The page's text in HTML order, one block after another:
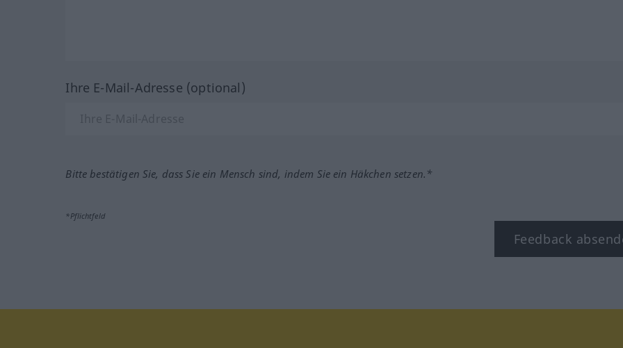
Ihre E-Mail-Adresse (optional)
Bitte bestätigen Sie, dass Sie ein Mensch sind, indem Sie ein Häkchen setzen.*
*Pflichtfeld
Feedback